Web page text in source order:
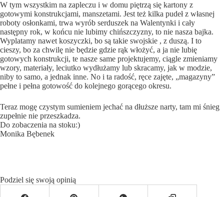
W tym wszystkim na zapleczu i w domu piętrzą się kartony z
gotowymi konstrukcjami, manszetami. Jest też kilka pudeł z własnej
roboty osłonkami, trwa wyrób serduszek na Walentynki i cały
następny rok, w końcu nie lubimy chińszczyzny, to nie nasza bajka.
Wyplatamy nawet koszyczki, bo są takie swojskie , z duszą. I to
cieszy, bo za chwilę nie będzie gdzie rąk włożyć, a ja nie lubię
gotowych konstrukcji, te nasze same projektujemy, ciągle zmieniamy
wzory, materiały, leciutko wydłużamy lub skracamy, jak w modzie,
niby to samo, a jednak inne. No i ta radość, ręce zajęte, „magazyny”
pełne i pełna gotowość do kolejnego gorącego okresu.
Teraz mogę czystym sumieniem jechać na dłuższe narty, tam mi śnieg
zupełnie nie przeszkadza.
Do zobaczenia na stoku:)
Monika Bębenek
Podziel się swoją opinią